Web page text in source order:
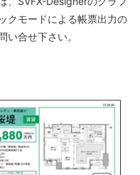
クモードによる帳票出力の
い合せ下さい。